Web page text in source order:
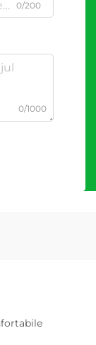
0/200
0/1000